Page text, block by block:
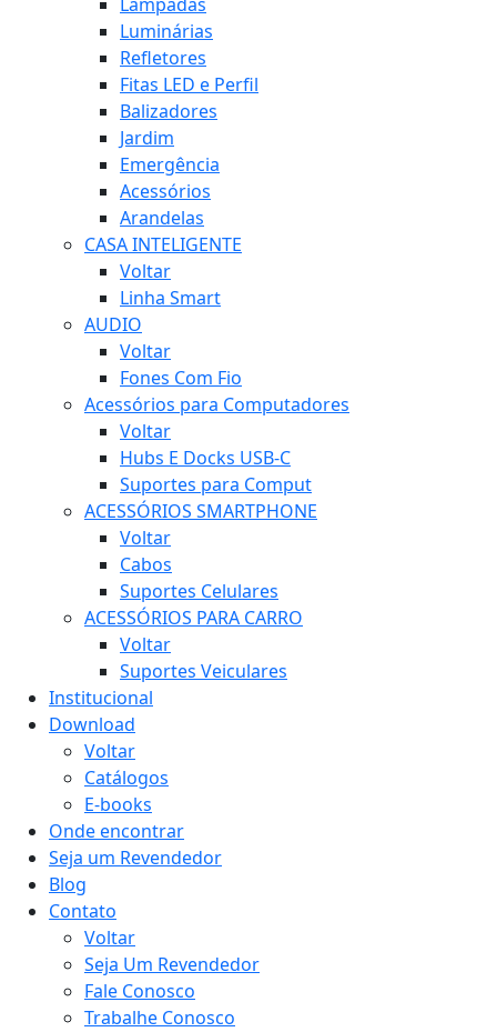
Luminárias
Refletores
Fitas LED e Perfil
Balizadores
Jardim
Emergência
Acessórios
Arandelas
CASA INTELIGENTE
Voltar
Linha Smart
AUDIO
Voltar
Fones Com Fio
Acessórios para Computadores
Voltar
Hubs E Docks USB-C
Suportes para Comput
ACESSÓRIOS SMARTPHONE
Voltar
Cabos
Suportes Celulares
ACESSÓRIOS PARA CARRO
Voltar
Suportes Veiculares
Institucional
Download
Voltar
Catálogos
E-books
Onde encontrar
Seja um Revendedor
Blog
Contato
Voltar
Seja Um Revendedor
Fale Conosco
Trabalhe Conosco